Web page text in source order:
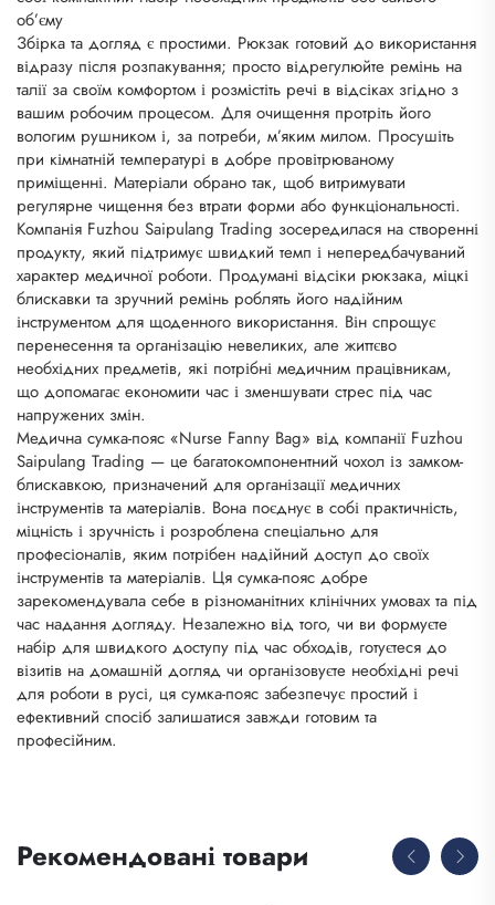
об’єму
Збірка та догляд є простими. Рюкзак готовий до використання
відразу після розпакування; просто відрегулюйте ремінь на
талії за своїм комфортом і розмістіть речі в відсіках згідно з
вашим робочим процесом. Для очищення протріть його
вологим рушником і, за потреби, м’яким милом. Просушіть
при кімнатній температурі в добре провітрюваному
приміщенні. Матеріали обрано так, щоб витримувати
регулярне чищення без втрати форми або функціональності.
Компанія Fuzhou Saipulang Trading зосередилася на створенні
продукту, який підтримує швидкий темп і непередбачуваний
характер медичної роботи. Продумані відсіки рюкзака, міцкі
блискавки та зручний ремінь роблять його надійним
інструментом для щоденного використання. Він спрощує
перенесення та організацію невеликих, але життєво
необхідних предметів, які потрібні медичним працівникам,
що допомагає економити час і зменшувати стрес під час
напружених змін.
Медична сумка-пояс «Nurse Fanny Bag» від компанії Fuzhou
Saipulang Trading — це багатокомпонентний чохол із замком-
блискавкою, призначений для організації медичних
інструментів та матеріалів. Вона поєднує в собі практичність,
міцність і зручність і розроблена спеціально для
професіоналів, яким потрібен надійний доступ до своїх
інструментів та матеріалів. Ця сумка-пояс добре
зарекомендувала себе в різноманітних клінічних умовах та під
час надання догляду. Незалежно від того, чи ви формуєте
набір для швидкого доступу під час обходів, готуєтеся до
візитів на домашній догляд чи організовуєте необхідні речі
для роботи в русі, ця сумка-пояс забезпечує простий і
ефективний спосіб залишатися завжди готовим та
професійним.
Рекомендовані товари